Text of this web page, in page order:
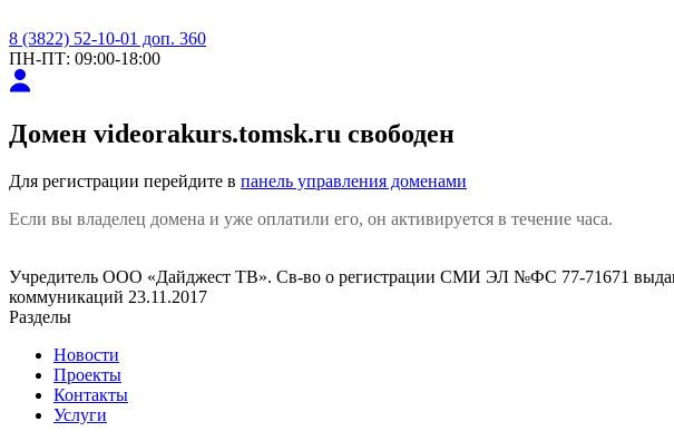
8 (3822) 52-10-01 доп. 360
ПН-ПТ: 09:00-18:00
Домен videorakurs.tomsk.ru свободен
Для регистрации перейдите в панель управления доменами
Если вы владелец домена и уже оплатили его, он активируется в течение часа.
Учредитель ООО «Дайджест ТВ». Св-во о регистрации СМИ ЭЛ №ФС 77-71671
коммуникаций 23.11.2017
Разделы
Новости
Проекты
Контакты
Услуги